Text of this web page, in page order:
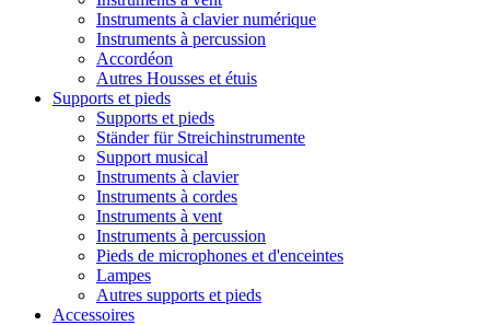
Instruments à clavier numérique
Instruments à percussion
Accordéon
Autres Housses et étuis
Supports et pieds
Supports et pieds
Ständer für Streichinstrumente
Support musical
Instruments à clavier
Instruments à cordes
Instruments à vent
Instruments à percussion
Pieds de microphones et d'enceintes
Lampes
Autres supports et pieds
Accessoires